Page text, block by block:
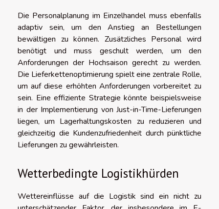
Die Personalplanung im Einzelhandel muss ebenfalls
adaptiv sein, um den Anstieg an Bestellungen
bewältigen zu können. Zusätzliches Personal wird
benötigt und muss geschult werden, um den
Anforderungen der Hochsaison gerecht zu werden.
Die Lieferkettenoptimierung spielt eine zentrale Rolle,
um auf diese erhöhten Anforderungen vorbereitet zu
sein. Eine effiziente Strategie könnte beispielsweise
in der Implementierung von Just-in-Time-Lieferungen
liegen, um Lagerhaltungskosten zu reduzieren und
gleichzeitig die Kundenzufriedenheit durch pünktliche
Lieferungen zu gewährleisten.
Wetterbedingte Logistikhürden
Wettereinflüsse auf die Logistik sind ein nicht zu